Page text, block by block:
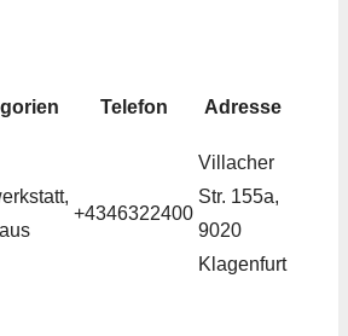
Telefon Adresse
+4346322400
Villacher
Str. 155a,
9020
Klagenfurt